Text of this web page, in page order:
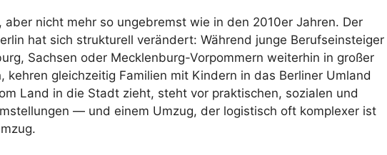
aber nicht mehr so ungebremst wie in den 2010er Jahren. Der
hat sich strukturell verändert: Während junge Berufseinsteiger
Sachsen oder Mecklenburg-Vorpommern weiterhin in großer
kehren gleichzeitig Familien mit Kindern in das Berliner Umland
Land in die Stadt zieht, steht vor praktischen, sozialen und
— und einem Umzug, der logistisch oft komplexer ist